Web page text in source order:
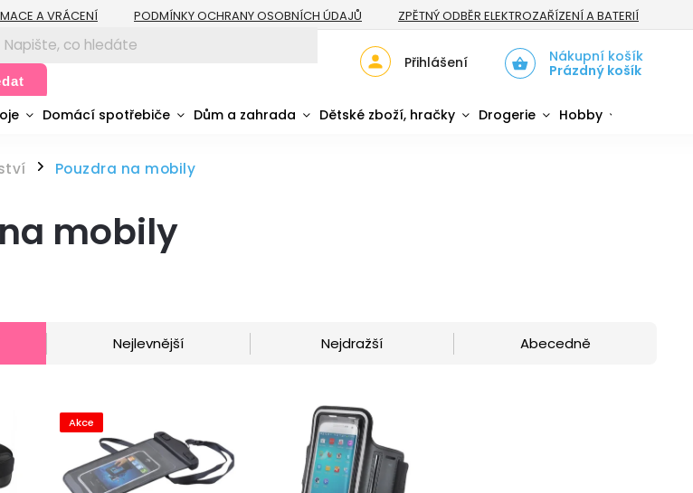
A VRÁCENÍ PODMÍNKY OCHRANY OSOBNÍCH ÚDAJŮ ZPĚTNÝ ODBĚR ELEKTROZAŘÍZENÍ A BATERIÍ
Nákupní košík
Prázdný košík
Přihlášení
Domácí spotřebiče Dům a zahrada Dětské zboží, hračky Drogerie Hobby
/ Pouzdra na mobily
mobily
Nejlevnější Nejdražší Abecedně
Akce